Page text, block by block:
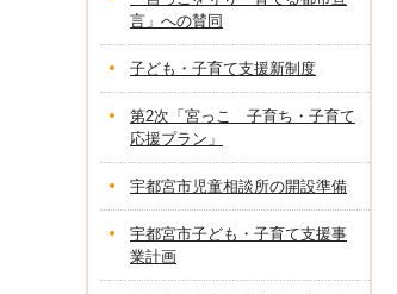
言」への賛同
子ども・子育て支援新制度
第2次「宮っこ 子育ち・子育て
応援プラン」
宇都宮市児童相談所の開設準備
宇都宮市子ども・子育て支援事
業計画